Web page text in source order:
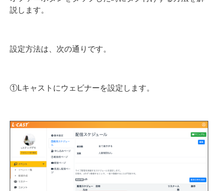
説します。
設定方法は、次の通りです。
①Lキャストにウェビナーを設定します。